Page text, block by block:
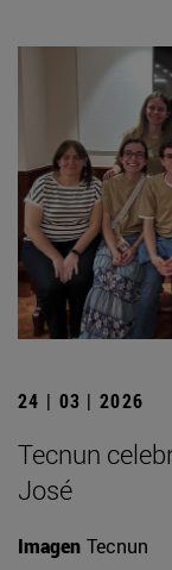
24 | 03 | 2026
Tecnun
José
Imagen Tecnun